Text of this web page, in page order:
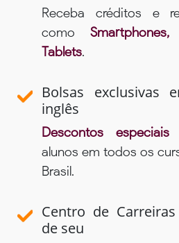
Receba créditos e
como
Tablets.
Bolsas exclusivas
inglês
Descontos especiais
alunos em todos os
Brasil.
Centro de
de seu